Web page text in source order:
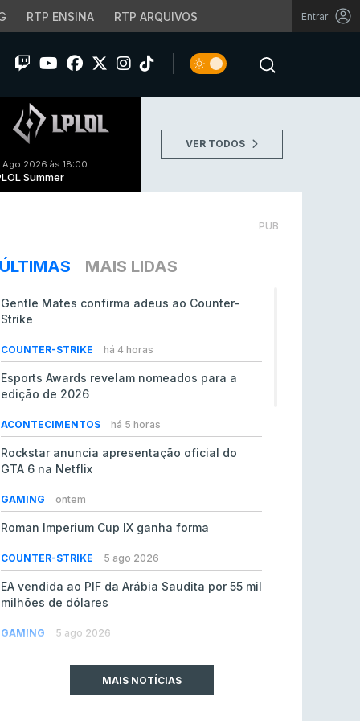
RTP ENSINA RTP ARQUIVOS Entrar
Ago 2026 às 18:00
Summer
VER TODOS
PUB
ÚLTIMAS MAIS LIDAS
Gentle Mates confirma adeus ao Counter-
Strike
COUNTER-STRIKE há 4 horas
Esports Awards revelam nomeados para a
edição de 2026
ACONTECIMENTOS há 5 horas
Rockstar anuncia apresentação oficial do
GTA 6 na Netflix
GAMING ontem
Roman Imperium Cup IX ganha forma
COUNTER-STRIKE 5 ago 2026
EA vendida ao PIF da Arábia Saudita por 55 mil
milhões de dólares
GAMING 5 ago 2026
MAIS NOTÍCIAS